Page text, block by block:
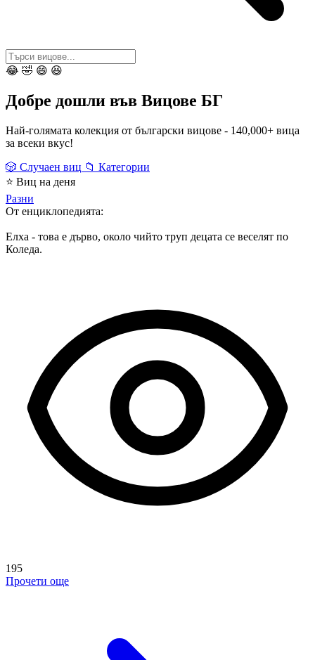
😂 🤣 😄 😆
Добре дошли във Вицове БГ
Най-голямата колекция от български вицове - 140,000+ вица
за всеки вкус!
🎲 Случаен виц 📁 Категории
⭐ Виц на деня
Разни
От енциклопедията:
Елха - това е дърво, около чийто труп децата се веселят по
Коледа.
195
Прочети още